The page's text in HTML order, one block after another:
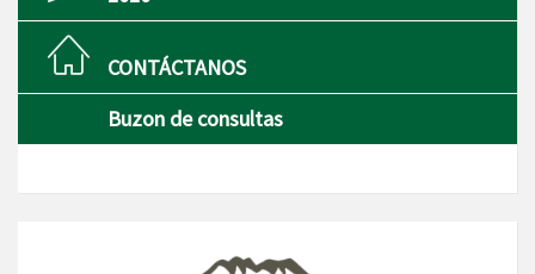
CONTÁCTANOS
Buzon de consultas